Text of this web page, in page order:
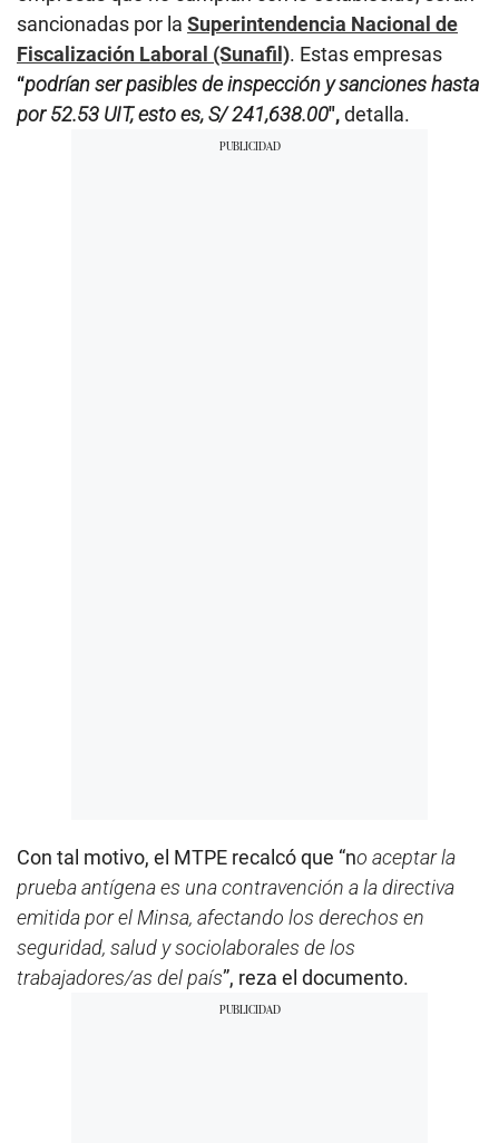
sancionadas por la Superintendencia Nacional de
Fiscalización Laboral (Sunafil). Estas empresas
“podrían ser pasibles de inspección y sanciones hasta
por 52.53 UIT, esto es, S/ 241,638.00″,detalla.
Con tal motivo, el MTPE recalcó que “no aceptar la
prueba antígena es una contravención a la directiva
emitida por el Minsa, afectando los derechos en
seguridad, salud y sociolaborales de los
trabajadores/as del país”, reza el documento.